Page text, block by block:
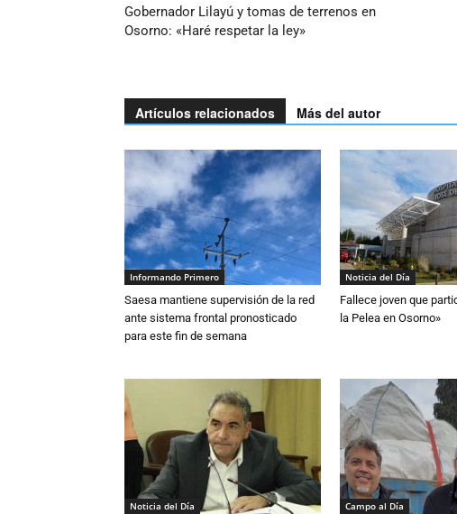
Gobernador Lilayú y tomas de terrenos en
Osorno: «Haré respetar la ley»
Artículos relacionados Más del autor
Informando Primero
Saesa mantiene supervisión de la red
ante sistema frontal pronosticado
para este fin de semana
Noticia del Día
Fallece joven que
la Pelea en Osorno»
Noticia del Día Campo al Día